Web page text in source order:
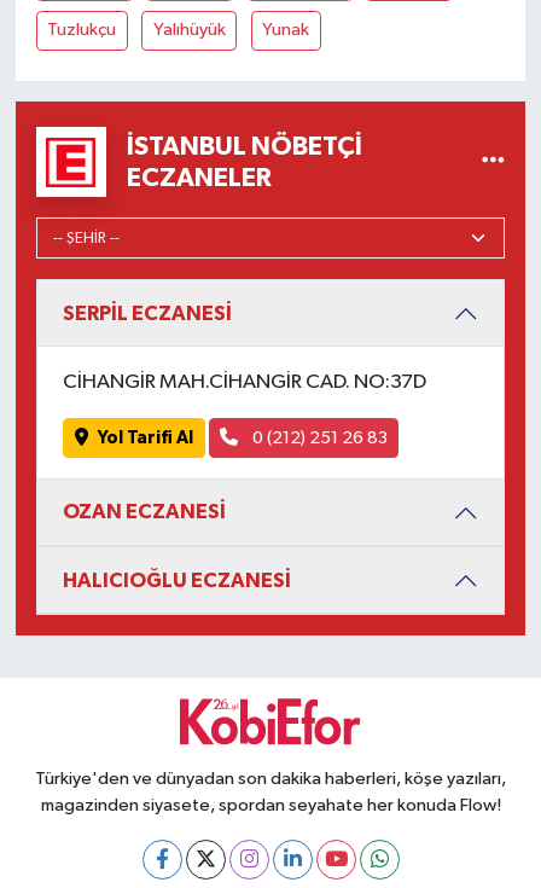
Tuzlukçu Yalıhüyük Yunak
İSTANBUL NÖBETÇI
ECZANELER
SERPİL ECZANESİ
CİHANGİR MAH.CİHANGİR CAD. NO:37D
Yol Tarifi Al 0 (212) 251 26 83
OZAN ECZANESİ
HALICIOĞLU ECZANESİ
Türkiye'den ve dünyadan son dakika haberleri, köşe yazıları,
magazinden siyasete, spordan seyahate her konuda Flow!